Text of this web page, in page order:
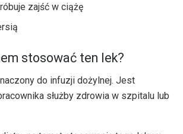
zajść w ciążę
stosować ten lek?
do infuzji dożylnej. Jest
służby zdrowia w szpitalu lub